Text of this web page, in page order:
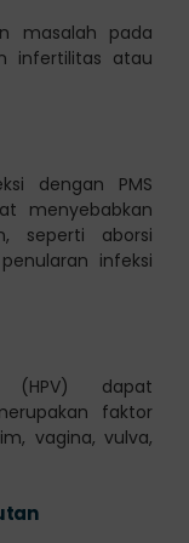
masalah pada
infertilitas atau
dengan PMS
menyebabkan
seperti aborsi
infeksi
(HPV) dapat
faktor
vagina, vulva,